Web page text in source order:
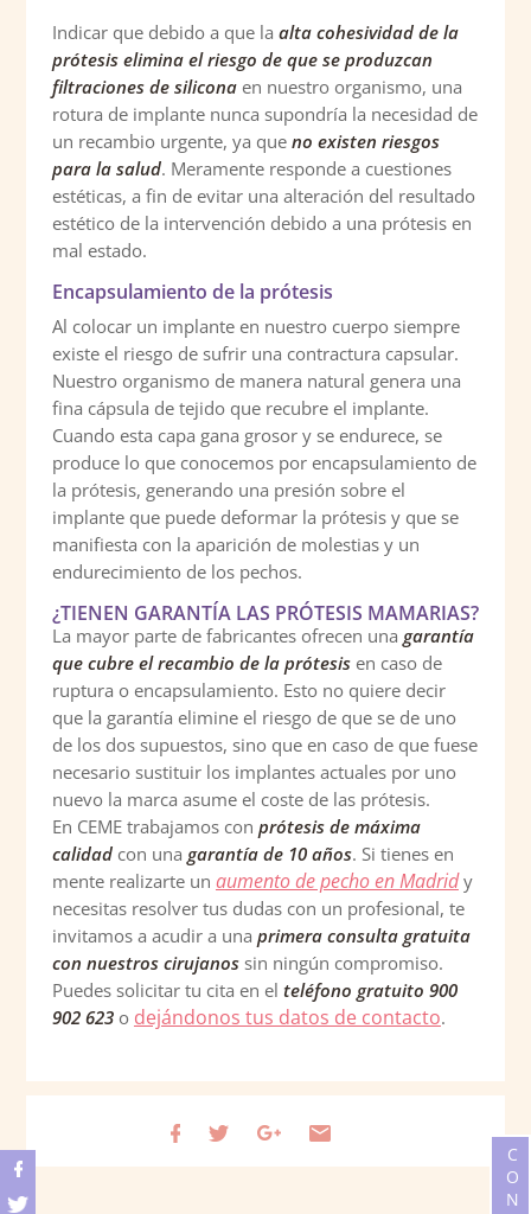
Indicar que debido a que la alta cohesividad de la
prótesis elimina el riesgo de que se produzcan
filtraciones de silicona en nuestro organismo, una
rotura de implante nunca supondría la necesidad de
un recambio urgente, ya que no existen riesgos
para la salud. Meramente responde a cuestiones
estéticas, a fin de evitar una alteración del resultado
estético de la intervención debido a una prótesis en
mal estado.
Encapsulamiento de la prótesis
Al colocar un implante en nuestro cuerpo siempre
existe el riesgo de sufrir una contractura capsular.
Nuestro organismo de manera natural genera una
fina cápsula de tejido que recubre el implante.
Cuando esta capa gana grosor y se endurece, se
produce lo que conocemos por encapsulamiento de
la prótesis, generando una presión sobre el
implante que puede deformar la prótesis y que se
manifiesta con la aparición de molestias y un
endurecimiento de los pechos.
¿TIENEN GARANTÍA LAS PRÓTESIS MAMARIAS?
La mayor parte de fabricantes ofrecen una garantía
que cubre el recambio de la prótesis en caso de
ruptura o encapsulamiento. Esto no quiere decir
que la garantía elimine el riesgo de que se de uno
de los dos supuestos, sino que en caso de que fuese
necesario sustituir los implantes actuales por uno
nuevo la marca asume el coste de las prótesis.
En CEME trabajamos con prótesis de máxima
calidad con una garantía de 10 años. Si tienes en
mente realizarte un aumento de pecho en Madridy
necesitas resolver tus dudas con un profesional, te
invitamos a acudir a una primera consulta gratuita
con nuestros cirujanossin ningún compromiso.
Puedes solicitar tu cita en el teléfono gratuito 900
902 623o dejándonos tus datos de contacto.